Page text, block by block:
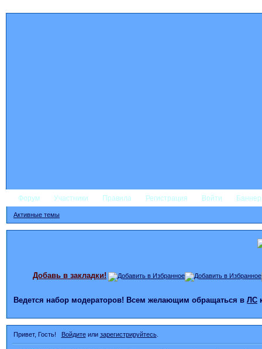
Форум Участники Правила Регистрация Войти
Активные темы
Добавь в закладки!
Ведется набор модераторов! Всем желающим обращаться в ЛС
Привет, Гость! Войдитеили зарегистрируйтесь.